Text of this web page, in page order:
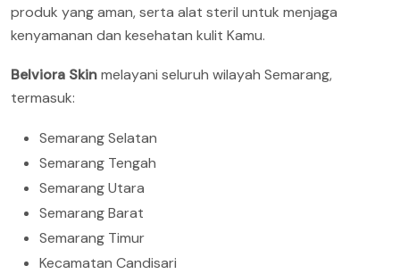
produk yang aman, serta alat steril untuk menjaga
kenyamanan dan kesehatan kulit Kamu.
Belviora Skinmelayani seluruh wilayah Semarang,
termasuk:
Semarang Selatan
Semarang Tengah
Semarang Utara
Semarang Barat
Semarang Timur
Kecamatan Candisari